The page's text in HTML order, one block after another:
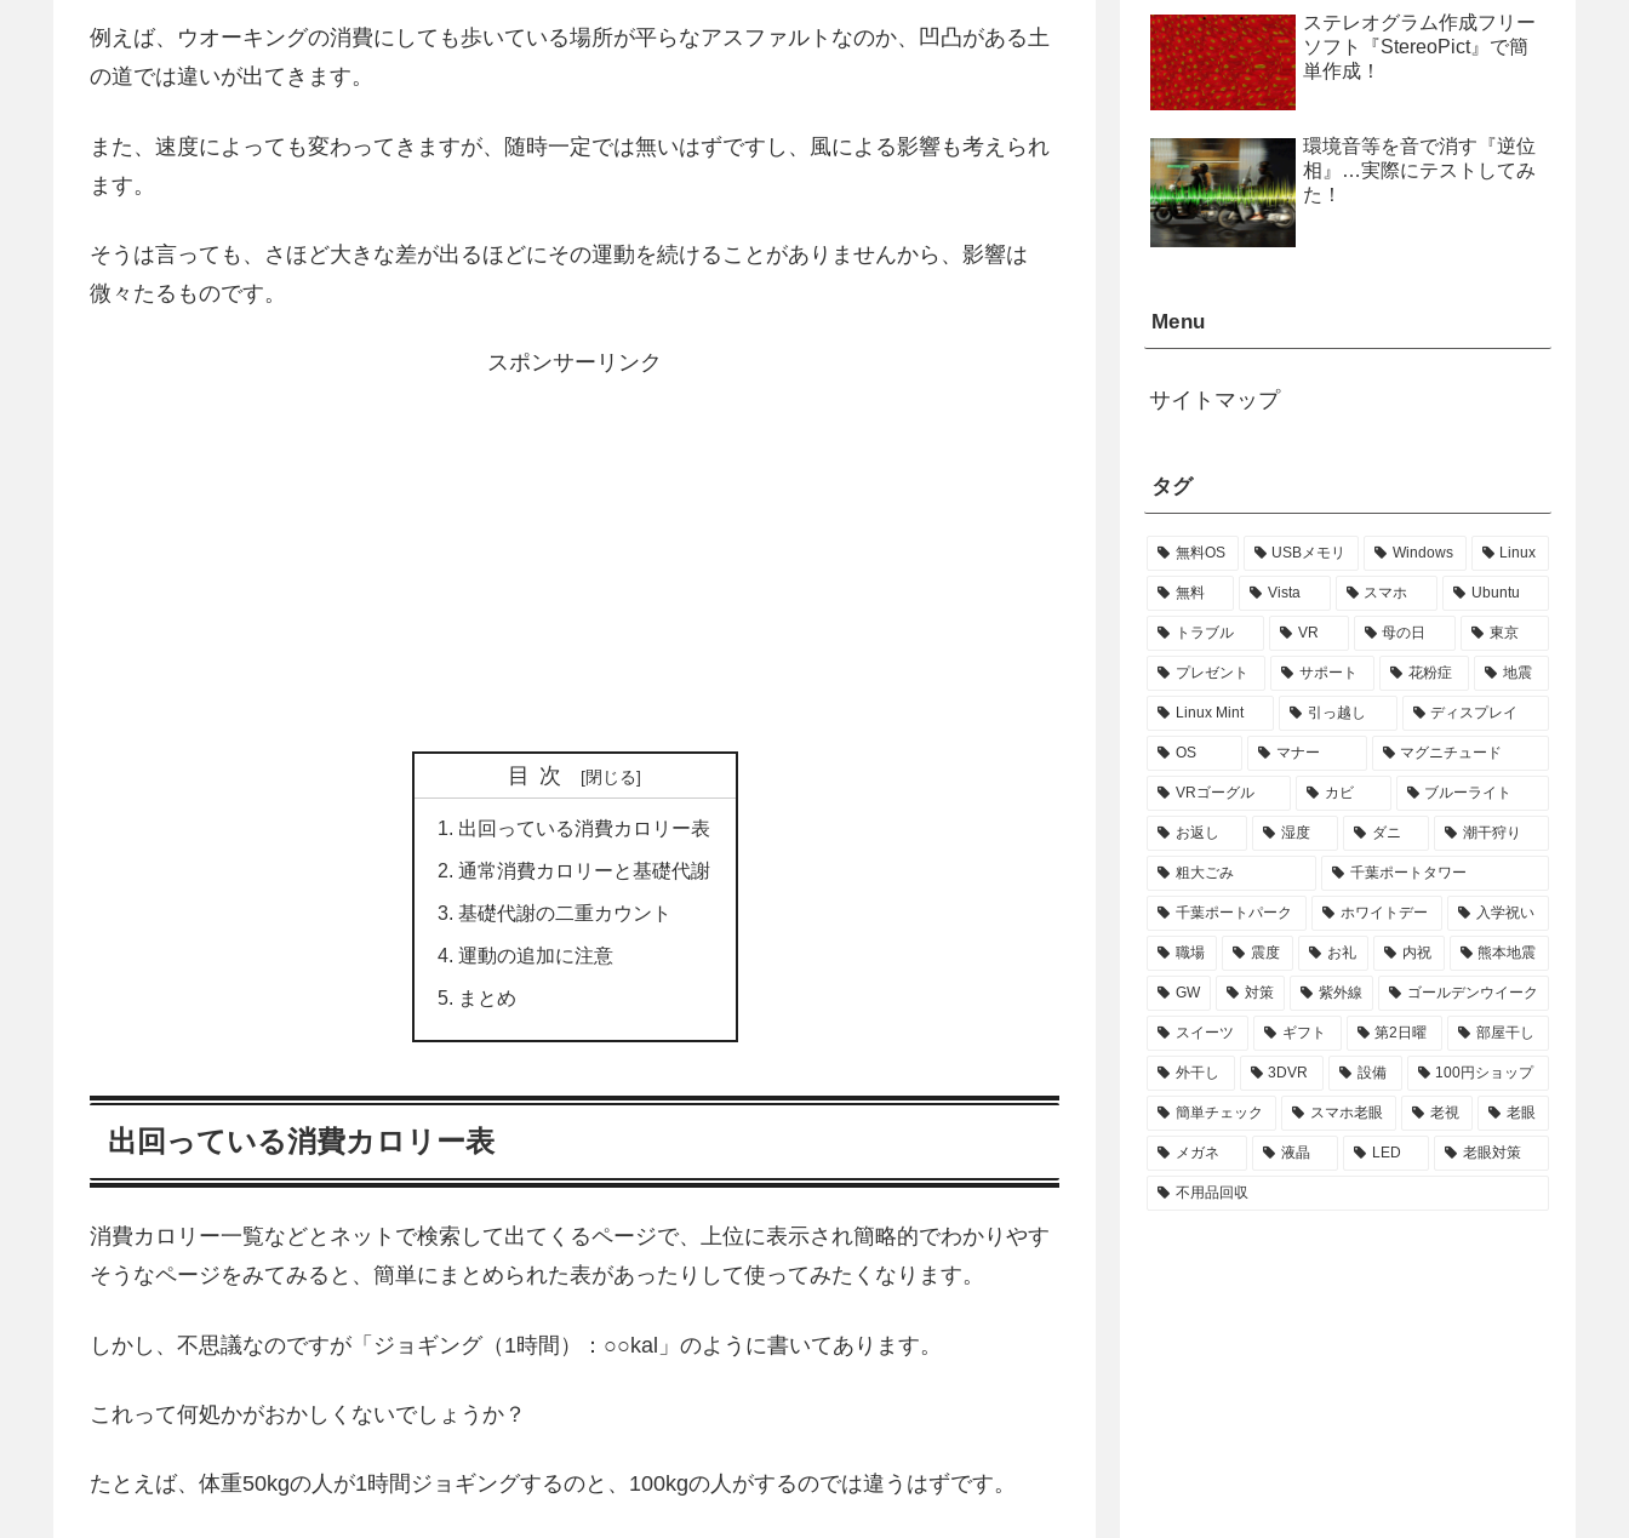
例えば、ウオーキングの消費にしても歩いている場所が平らなアスファルトなのか、凹凸がある土
の道では違いが出てきます。
また、速度によっても変わってきますが、随時一定では無いはずですし、風による影響も考えられ
ます。
そうは言っても、さほど大きな差が出るほどにその運動を続けることがありませんから、影響は
微々たるものです。
スポンサーリンク
目次
出回っている消費カロリー表
通常消費カロリーと基礎代謝
基礎代謝の二重カウント
運動の追加に注意
まとめ
出回っている消費カロリー表
消費カロリー一覧などとネットで検索して出てくるページで、上位に表示され簡略的でわかりやす
そうなページをみてみると、簡単にまとめられた表があったりして使ってみたくなります。
しかし、不思議なのですが「ジョギング（1時間）：○○kal」のように書いてあります。
これって何処かがおかしくないでしょうか？
たとえば、体重50kgの人が1時間ジョギングするのと、100kgの人がするのでは違うはずです。
ステレオグラム作成フリー
ソフト『StereoPict』で簡
単作成！
環境音等を音で消す『逆位
相』…実際にテストしてみ
た！
Menu
サイトマップ
タグ
無料OS USBメモリ Windows Linux
無料 Vista スマホ Ubuntu
トラブル VR 母の日 東京
プレゼント サポート 花粉症 地震
Linux Mint 引っ越し ディスプレイ
OS マナー マグニチュード
VRゴーグル カビ ブルーライト
お返し 湿度 ダニ 潮干狩り
粗大ごみ 千葉ポートタワー
千葉ポートパーク ホワイトデー 入学祝い
職場 震度 お礼 内祝 熊本地震
GW 対策 紫外線 ゴールデンウイーク
スイーツ ギフト 第2日曜 部屋干し
外干し 3DVR 設備 100円ショップ
簡単チェック スマホ老眼 老視 老眼
メガネ 液晶 LED 老眼対策
不用品回収